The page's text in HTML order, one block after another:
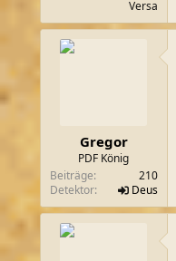
Versa
Gregor
PDF König
Beiträge
210
Detektor
Deus